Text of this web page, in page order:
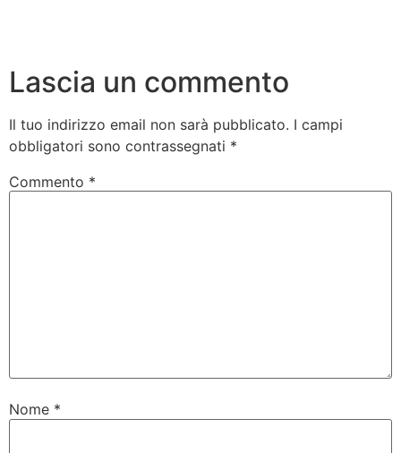
Lascia un commento
Il tuo indirizzo email non sarà pubblicato. I campi
obbligatori sono contrassegnati *
Commento *
Nome *